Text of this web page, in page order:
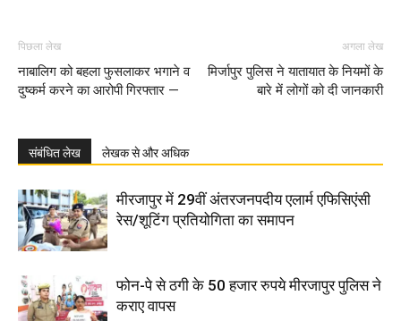
पिछला लेख
नाबालिग को बहला फुसलाकर भगाने व
दुष्कर्म करने का आरोपी गिरफ्तार —
अगला लेख
मिर्जापुर पुलिस ने यातायात के नियमों के
बारे में लोगों को दी जानकारी
संबंधित लेख लेखक से और अधिक
मीरजापुर में 29वीं अंतरजनपदीय एलार्म एफिसिएंसी
रेस/शूटिंग प्रतियोगिता का समापन
फोन-पे से ठगी के 50 हजार रुपये मीरजापुर पुलिस ने
कराए वापस